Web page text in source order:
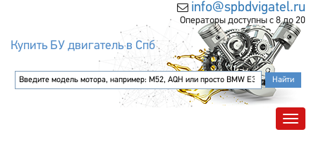
info@spbdvigatel.ru
Операторы доступны с 8 до 20
Купить БУ двигатель в Спб